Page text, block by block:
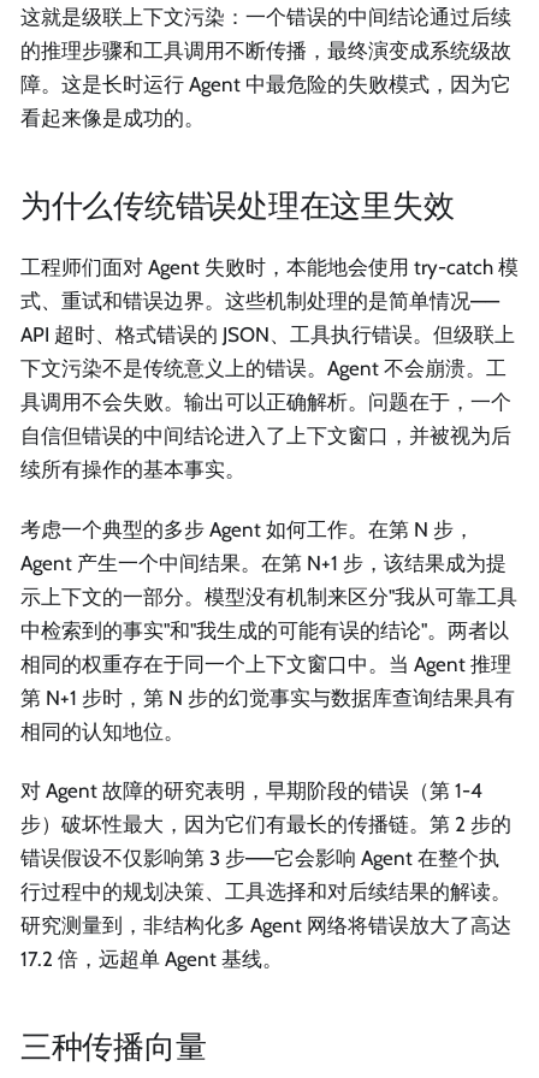
这就是级联上下文污染：一个错误的中间结论通过后续
的推理步骤和工具调用不断传播，最终演变成系统级故
障。这是长时运行 Agent 中最危险的失败模式，因为它
看起来像是成功的。
为什么传统错误处理在这里失效
工程师们面对 Agent 失败时，本能地会使用 try-catch 模
式、重试和错误边界。这些机制处理的是简单情况——
API 超时、格式错误的 JSON、工具执行错误。但级联上
下文污染不是传统意义上的错误。Agent 不会崩溃。工
具调用不会失败。输出可以正确解析。问题在于，一个
自信但错误的中间结论进入了上下文窗口，并被视为后
续所有操作的基本事实。
考虑一个典型的多步 Agent 如何工作。在第 N 步，
Agent 产生一个中间结果。在第 N+1 步，该结果成为提
示上下文的一部分。模型没有机制来区分"我从可靠工具
中检索到的事实"和"我生成的可能有误的结论"。两者以
相同的权重存在于同一个上下文窗口中。当 Agent 推理
第 N+1 步时，第 N 步的幻觉事实与数据库查询结果具有
相同的认知地位。
对 Agent 故障的研究表明，早期阶段的错误（第 1-4
步）破坏性最大，因为它们有最长的传播链。第 2 步的
错误假设不仅影响第 3 步——它会影响 Agent 在整个执
行过程中的规划决策、工具选择和对后续结果的解读。
研究测量到，非结构化多 Agent 网络将错误放大了高达
17.2 倍，远超单 Agent 基线。
三种传播向量